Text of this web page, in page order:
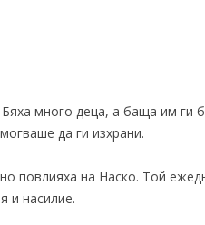
много деца, а баща им ги
да ги изхрани.
повлияха на Наско. Той
и насилие.